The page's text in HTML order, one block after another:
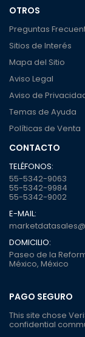
OTROS
Preguntas
Sitios de Interés
Mapa del Sitio
Aviso Legal
Aviso de
Temas de Ayuda
Políticas de Venta
CONTACTO
TELÉFONOS:
55-5342-9063
55-5342-9984
55-5342-9002
E-MAIL:
DOMICILIO:
Paseo de la
México, México
PAGO SEGURO
This site chose
confidential